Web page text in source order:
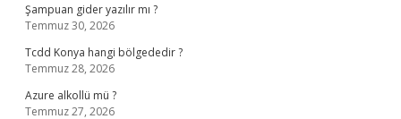
Şampuan gider yazılır mı ?
Temmuz 30, 2026
Tcdd Konya hangi bölgededir ?
Temmuz 28, 2026
Azure alkollü mü ?
Temmuz 27, 2026